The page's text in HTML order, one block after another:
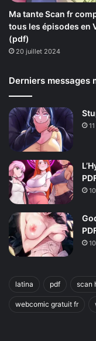
Ma tante Scan fr
tous les épisodes en
(pdf)
20 juillet 2024
Derniers messages
latina pdf scan
webcomic gratuit fr